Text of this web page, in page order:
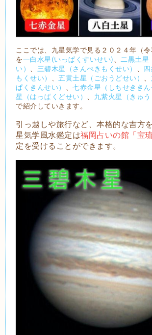
ここでは、九星気学で見る２０２４年（
を一白水星(いっぱくすいせい)
二黒土星
い）
三碧木星（さんぺきもくせい）
もくせい）
五黄土星（ごおうどせい）
ぱくきんせい）
、七赤金星（しちせききん
星（はっぱくどせい）
九紫火星（きゅ
で紹介していきます。
引っ越しや旅行など、本格的な吉方
星気学風水鑑定は福岡占いの館「宝琉
定を受けることができます。